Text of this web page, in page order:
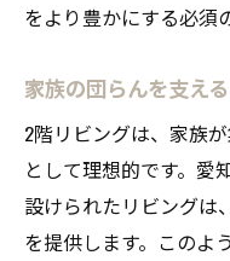
をより豊かにする必須
家族の団らんを支え
2階リビングは、家族
として理想的です。愛
設けられたリビングは
を提供します。このよ